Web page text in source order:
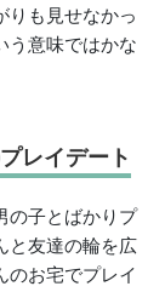
りも見せなかっ
う意味ではかな
レイデート
の子とばかりプ
と友達の輪を広
のお宅でプレイ